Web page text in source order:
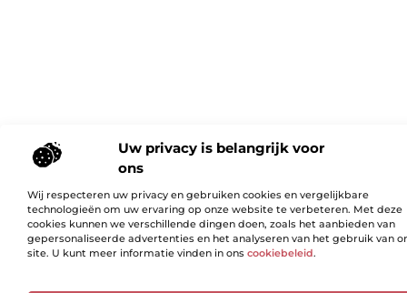
Uw privacy is belangrijk voor
ons
Wij respecteren uw privacy en gebruiken cookies en vergelijkbare
technologieën om uw ervaring op onze website te verbeteren. Met deze
cookies kunnen we verschillende dingen doen, zoals het aanbieden van
gepersonaliseerde advertenties en het analyseren van het gebruik van
site. U kunt meer informatie vinden in ons cookiebeleid.